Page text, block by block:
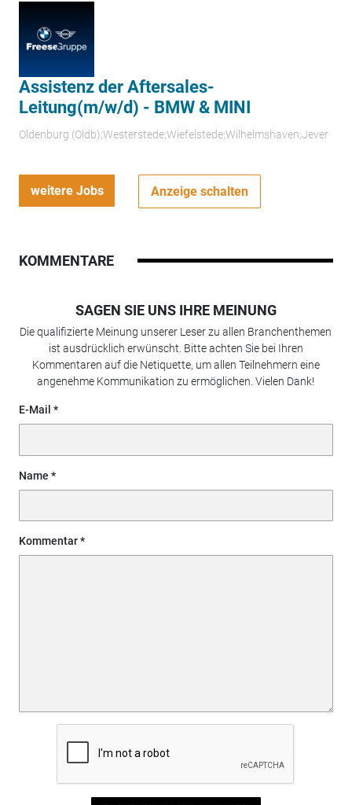
Assistenz der Aftersales-
Leitung(m/w/d) - BMW & MINI
Oldenburg (Oldb);Westerstede;Wiefelstede;Wilhelmshaven;Jever
weitere Jobs Anzeige schalten
KOMMENTARE
SAGEN SIE UNS IHRE MEINUNG
Die qualifizierte Meinung unserer Leser zu allen Branchenthemen
ist ausdrücklich erwünscht. Bitte achten Sie bei Ihren
Kommentaren auf die Netiquette, um allen Teilnehmern eine
angenehme Kommunikation zu ermöglichen. Vielen Dank!
E-Mail
Name
Kommentar